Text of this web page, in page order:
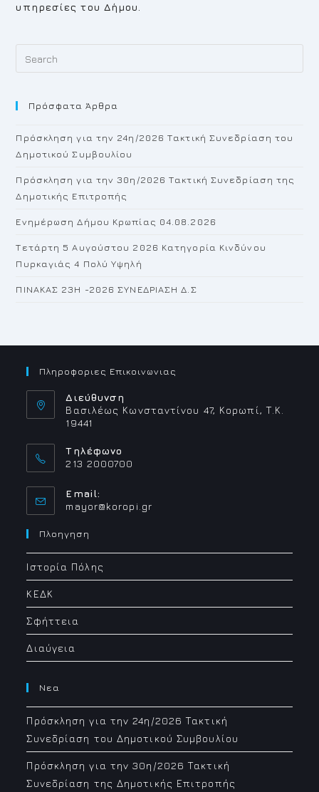
υπηρεσίες του Δήμου.
Πρόσφατα Άρθρα
Πρόσκληση για την 24η/2026 Τακτική Συνεδρίαση του
Δημοτικού Συμβουλίου
Πρόσκληση για την 30η/2026 Τακτική Συνεδρίαση της
Δημοτικής Επιτροπής
Ενημέρωση Δήμου Κρωπίας 04.08.2026
Τετάρτη 5 Αυγούστου 2026 Κατηγορία Κινδύνου
Πυρκαγιάς 4 Πολύ Υψηλή
ΠΙΝΑΚΑΣ 23H -2026 ΣΥΝΕΔΡΙΑΣΗ Δ.Σ
Πληροφοριες Επικοινωνιας
Διεύθυνση
Βασιλέως Κωνσταντίνου 47, Κορωπί, Τ.Κ.
19441
Τηλέφωνο
213 2000700
Email:
mayor@koropi.grOpens
Πλοηγηση
Ιστορία Πόλης
ΚΕΔΚ
Σφήττεια
Διαύγεια
Νεα
Πρόσκληση για την 24η/2026 Τακτική
Συνεδρίαση του Δημοτικού Συμβουλίου
Πρόσκληση για την 30η/2026 Τακτική
Συνεδρίαση της Δημοτικής Επιτροπής